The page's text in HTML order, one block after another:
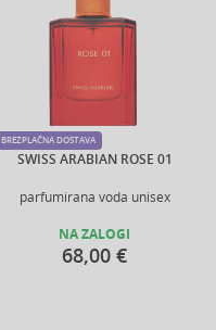
SWISS ARABIAN ROSE 01
parfumirana voda unisex
BREZPLAČNA DOSTAVA
NA ZALOGI
68,00 €